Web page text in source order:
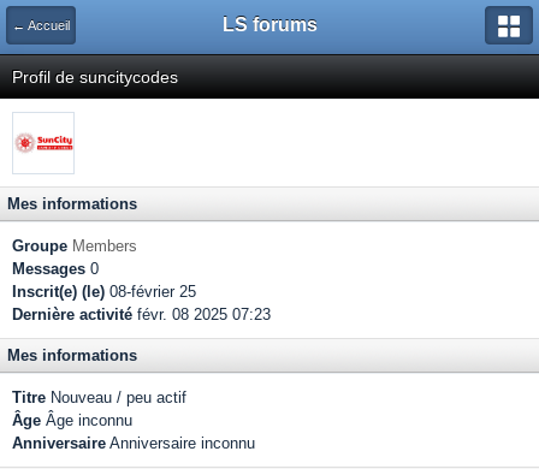
← Accueil LS forums
Profil de suncitycodes
Mes informations
Groupe Members
Messages 0
Inscrit(e) (le) 08-février 25
Dernière activité févr. 08 2025 07:23
Mes informations
Titre Nouveau / peu actif
Âge Âge inconnu
Anniversaire Anniversaire inconnu